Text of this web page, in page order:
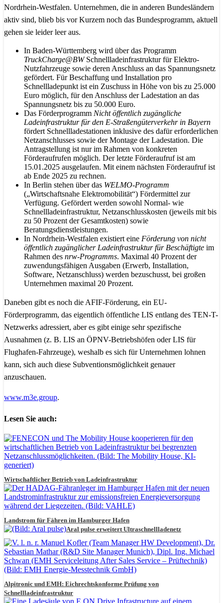
Nordrhein-Westfalen. Unternehmen, die in anderen Bundesländern
aktiv sind, blieb bis vor Kurzem noch das Bundesprogramm, aktuell
gehen sie leider leer aus.
In Baden-Württemberg wird über das Programm
TruckCharge@BWSchnellladeinfrastruktur für Elektro-
Nutzfahrzeuge sowie deren Anschluss an das Spannungsnetz
gefördert. Für Beschaffung und Installation pro
Schnellladepunkt ist ein Zuschuss in Höhe von bis zu 25.000
Euro möglich, für den Anschluss der Ladestation an das
Spannungsnetz bis zu 50.000 Euro.
Das Förderprogramm Nicht öffentlich zugängliche
Ladeinfrastruktur für den E-Straßengüterverkehr in Bayern
fördert Schnellladestationen inklusive des dafür erforderlichen
Netzanschlusses sowie der Montage der Ladestation. Die
Antragstellung ist nur im Rahmen von konkreten
Förderaufrufen möglich. Der letzte Förderaufruf ist am
15.01.2025 ausgelaufen. Mit einem nächsten Förderaufruf ist
ab Ende 2025 zu rechnen.
In Berlin stehen über das WELMO-Programm
(„Wirtschaftsnahe Elektromobilität“) Fördermittel zur
Verfügung. Gefördert werden sowohl Normal- wie
Schnellladeinfrastruktur, Netzanschlusskosten (jeweils mit bis
zu 50 Prozent der Gesamtkosten) sowie
Beratungsdienstleistungen.
In Nordrhein-Westfalen existiert eine Förderung von nicht
öffentlich zugänglicher Ladeinfrastruktur für Beschäftigte im
Rahmen des nrw-Programms. Maximal 40 Prozent der
zuwendungsfähigen Ausgaben (Erwerb, Installation,
Software, Netzanschluss) werden bezuschusst, bei großen
Unternehmen maximal 20 Prozent.
Daneben gibt es noch die AFIF-Förderung, ein EU-
Förderprogramm, das eigentlich öffentliche LIS entlang des TEN-T-
Netzwerks adressiert, aber es gibt einige sehr spezifische
Ausnahmen (z. B. LIS an ÖPNV-Betriebshöfen oder LIS für
Flughafen-Fahrzeuge), weshalb es sich für Unternehmen lohnen
kann, sich auch diese Subventionsmöglichkeit genauer
anzuschauen.
www.m3e.group.
Lesen Sie auch:
Wirtschaftlicher Betrieb von Ladeinfrastruktur
Landstrom für Fähren im Hamburger Hafen
Aral pulse erweitert Ultraschnellladenetz
Alpitronic und EMH: Eichrechtskonforme Prüfung von
Schnellladeinfrastruktur